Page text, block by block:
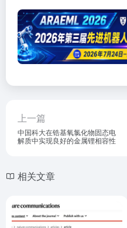
上一篇
中国科大在锆基氧氯化物固态电
解质中实现良好的金属锂相容性
相关文章